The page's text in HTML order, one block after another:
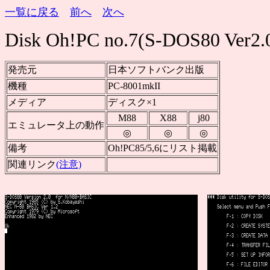
一覧に戻る 前へ 次へ
Disk Oh!PC no.7(S-DOS80
発売元
日本ソフトバンク出版
機種
PC-8001mkII
メディア
ディスク×1
エミュレータ上の動作
M88 X88
j80
◎
◎
◎
備考
Oh!PC85/5,6にリスト掲載
関連リンク(注意)